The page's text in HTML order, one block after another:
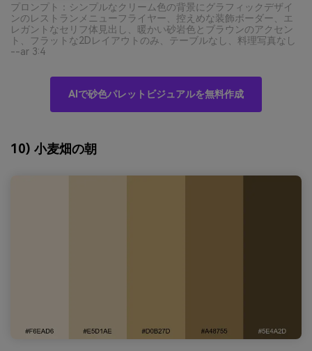
プロンプト：シンプルなクリーム色の背景にグラフィックデザイ
ンのレストランメニューフライヤー、控えめな装飾ボーダー、エ
レガントなセリフ体見出し、暖かい砂岩色とブラウンのアクセン
ト、フラットな2Dレイアウトのみ、テーブルなし、料理写真なし
--ar 3:4
AIで砂色パレットビジュアルを無料作成
10) 小麦畑の朝